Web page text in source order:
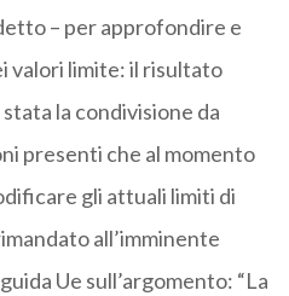
– per approfondire e
valori limite: il risultato
la condivisione da
presenti che al momento
gli attuali limiti di
all’imminente
Ue sull’argomento: “La